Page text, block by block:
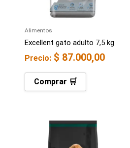
Alimentos
Excellent gato adulto 7,5 kg
Precio: $ 87.000,00
Comprar 🛒